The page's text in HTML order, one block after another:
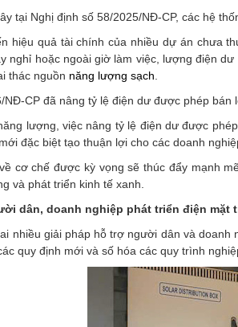
tại Nghị định số 58/2025/NĐ-CP, các hệ
hiệu quả tài chính của nhiều dự án chưa
nghỉ hoặc ngoài giờ làm việc, lượng điện
thác nguồn năng lượng sạch.
NĐ-CP đã nâng tỷ lệ điện dư được phép bán
lượng, việc nâng tỷ lệ điện dư được
đặc biệt tạo thuận lợi cho các doanh
cơ chế được kỳ vọng sẽ thúc đẩy mạnh
và phát triển kinh tế xanh.
dân, doanh nghiệp phát triển điện mặt
nhiều giải pháp hỗ trợ người dân và
quy định mới và số hóa các quy trình